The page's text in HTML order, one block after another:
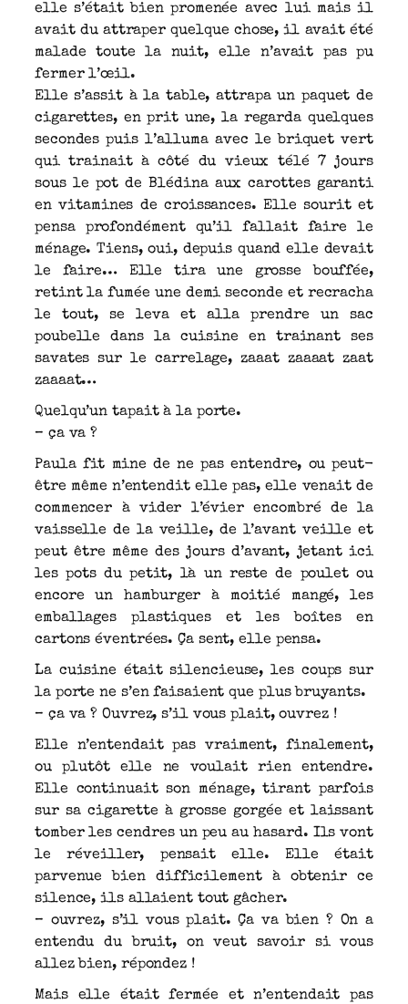
elle s’était bien promenée avec lui mais il
avait du attraper quelque chose, il avait été
malade toute la nuit, elle n’avait pas pu
fermer l’œil.
Elle s’assit à la table, attrapa un paquet de
cigarettes, en prit une, la regarda quelques
secondes puis l’alluma avec le briquet vert
qui trainait à côté du vieux télé 7 jours
sous le pot de Blédina aux carottes garanti
en vitamines de croissances. Elle sourit et
pensa profondément qu’il fallait faire le
ménage. Tiens, oui, depuis quand elle devait
le faire… Elle tira une grosse bouffée,
retint la fumée une demi seconde et recracha
le tout, se leva et alla prendre un sac
poubelle dans la cuisine en trainant ses
savates sur le carrelage, zaaat zaaaat zaat
zaaaat…
Quelqu’un tapait à la porte.
– ça va ?
Paula fit mine de ne pas entendre, ou peut-
être même n’entendit elle pas, elle venait de
commencer à vider l’évier encombré de la
vaisselle de la veille, de l’avant veille et
peut être même des jours d’avant, jetant ici
les pots du petit, là un reste de poulet ou
encore un hamburger à moitié mangé, les
emballages plastiques et les boîtes en
cartons éventrées. Ça sent, elle pensa.
La cuisine était silencieuse, les coups sur
la porte ne s’en faisaient que plus bruyants.
– ça va ? Ouvrez, s’il vous plait, ouvrez !
Elle n’entendait pas vraiment, finalement,
ou plutôt elle ne voulait rien entendre.
Elle continuait son ménage, tirant parfois
sur sa cigarette à grosse gorgée et laissant
tomber les cendres un peu au hasard. Ils vont
le réveiller, pensait elle. Elle était
parvenue bien difficilement à obtenir ce
silence, ils allaient tout gâcher.
– ouvrez, s’il vous plait. Ça va bien ? On a
entendu du bruit, on veut savoir si vous
allez bien, répondez !
Mais elle était fermée et n’entendait pas